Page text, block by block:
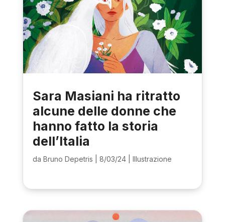
Sara Masiani ha ritratto
alcune delle donne che
hanno fatto la storia
dell’Italia
da Bruno Depetris 8/03/24| Illustrazione